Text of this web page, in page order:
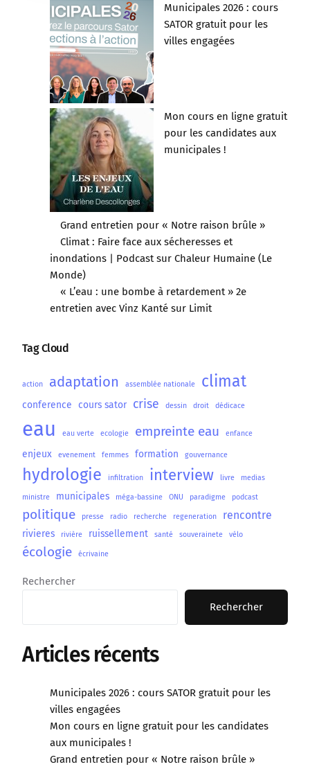
Municipales 2026 : cours
SATOR gratuit pour les
villes engagées
Mon cours en ligne gratuit
pour les candidates aux
municipales !
Grand entretien pour « Notre raison brûle »
Climat : Faire face aux sécheresses et
inondations | Podcast sur Chaleur Humaine (Le
Monde)
« L’eau : une bombe à retardement » 2e
entretien avec Vinz Kanté sur Limit
Tag Cloud
action adaptation assemblée nationale climat
conference cours sator crise dessin droit dédicace
eau eau verte ecologie empreinte eau enfance
enjeux evenement femmes formation gouvernance
hydrologie infiltration interview livre medias
ministre municipales méga-bassine ONU paradigme podcast
politique presse radio recherche regeneration rencontre
rivieres rivière ruissellement santé souverainete vélo
écologie écrivaine
Rechercher
Rechercher
Articles récents
Municipales 2026 : cours SATOR gratuit pour les
villes engagées
Mon cours en ligne gratuit pour les candidates
aux municipales !
Grand entretien pour « Notre raison brûle »